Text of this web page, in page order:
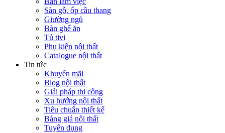
Sàn gỗ, ốp cầu thang
Giường ngủ
Bàn ghế ăn
Tủ tivi
Phụ kiện nội thất
Catalogue nội thất
Tin tức
Khuyến mãi
Blog nội thất
Giải pháp thi công
Xu hướng nội thất
Tiêu chuẩn thiết kế
Bảng giá nội thất
Tuyển dụng